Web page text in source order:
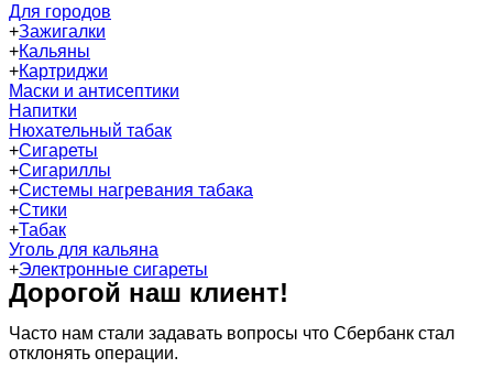
Для городов
+Зажигалки
+Кальяны
+Картриджи
Маски и антисептики
Напитки
Нюхательный табак
+Сигареты
+Сигариллы
+Системы нагревания табака
+Стики
+Табак
Уголь для кальяна
+Электронные сигареты
Дорогой наш клиент!
Часто нам стали задавать вопросы что Сбербанк стал
отклонять операции.